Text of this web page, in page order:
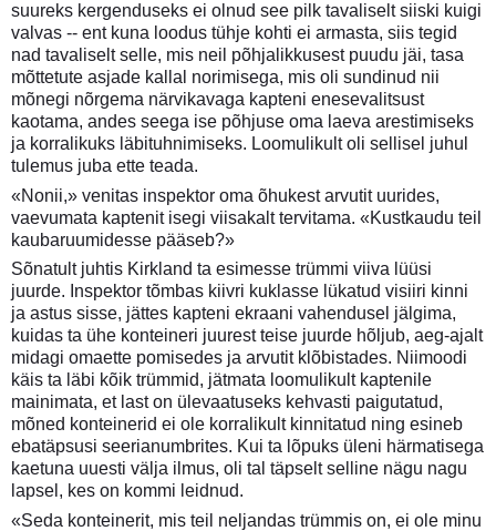
suureks kergenduseks ei olnud see pilk tavaliselt siiski kuigi
valvas -- ent kuna loodus tühje kohti ei armasta, siis tegid
nad tavaliselt selle, mis neil põhjalikkusest puudu jäi, tasa
mõttetute asjade kallal norimisega, mis oli sundinud nii
mõnegi nõrgema närvikavaga kapteni enesevalitsust
kaotama, andes seega ise põhjuse oma laeva arestimiseks
ja korralikuks läbituhnimiseks. Loomulikult oli sellisel juhul
tulemus juba ette teada.
«Nonii,» venitas inspektor oma õhukest arvutit uurides,
vaevumata kaptenit isegi viisakalt tervitama. «Kustkaudu teil
kaubaruumidesse pääseb?»
Sõnatult juhtis Kirkland ta esimesse trümmi viiva lüüsi
juurde. Inspektor tõmbas kiivri kuklasse lükatud visiiri kinni
ja astus sisse, jättes kapteni ekraani vahendusel jälgima,
kuidas ta ühe konteineri juurest teise juurde hõljub, aeg-ajalt
midagi omaette pomisedes ja arvutit klõbistades. Niimoodi
käis ta läbi kõik trümmid, jätmata loomulikult kaptenile
mainimata, et last on ülevaatuseks kehvasti paigutatud,
mõned konteinerid ei ole korralikult kinnitatud ning esineb
ebatäpsusi seerianumbrites. Kui ta lõpuks üleni härmatisega
kaetuna uuesti välja ilmus, oli tal täpselt selline nägu nagu
lapsel, kes on kommi leidnud.
«Seda konteinerit, mis teil neljandas trümmis on, ei ole minu